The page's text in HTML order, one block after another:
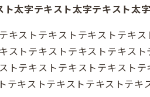
ト太字テキスト太字テキスト太
キストテキストテキストテキ
ストテキストテキストテキス
トテキストテキストテキスト
テキストテキストテキストテキ